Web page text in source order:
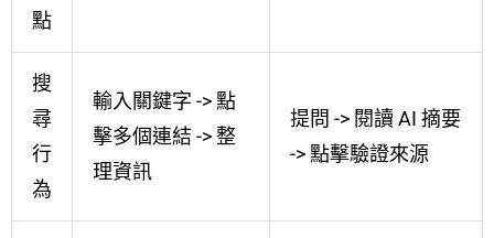
點
搜
尋
行
為
輸入關鍵字 -> 點
擊多個連結 -> 整
理資訊
提問 -> 閱讀 AI 摘要
-> 點擊驗證來源